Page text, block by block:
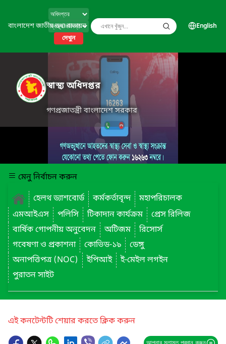
বাংলাদেশ জাতীয় তথ্য বাতায়ন
দেখুন
English
স্বাস্থ্য অধিদপ্তর
গণপ্রজাতন্ত্রী বাংলাদেশ সরকার
মেনু নির্বাচন করুন
হেলথ ড্যাশবোর্ড
কর্মকর্তাবৃন্দ
মহাপরিচালক
এমআইএস
পলিসি টিকাদান কার্যক্রম
প্রেস রিলিজ
বার্ষিক গোপনীয় অনুবেদন
অটিজম
রিসোর্স
গবেষণা ও প্রকাশনা
কোভিড-১৯
ডেঙ্গু
অনাপত্তিপত্র (NOC)
ইপিআই
ই-মেইল লগইন
পুরাতন সাইট
এই কনটেন্টটি শেয়ার করতে ক্লিক করুন